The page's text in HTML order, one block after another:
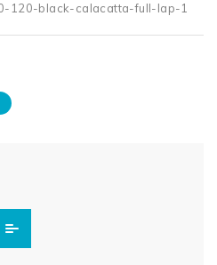
120-black-calacatta-full-lap-1